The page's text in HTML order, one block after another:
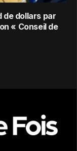
de dollars par
« Conseil de